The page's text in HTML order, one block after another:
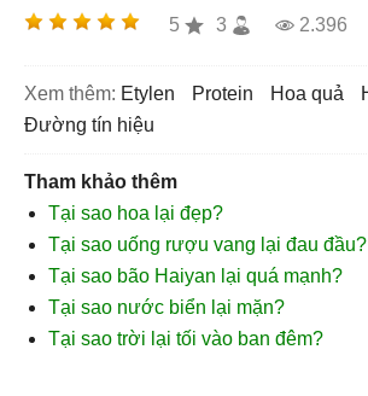
5 3 2.396
Xem thêm: etylen protein hoa quả
đường tín hiệu
Tham khảo thêm
Tại sao hoa lại đẹp?
Tại sao uống rượu vang lại đau đầu?
Tại sao bão Haiyan lại quá mạnh?
Tại sao nước biển lại mặn?
Tại sao trời lại tối vào ban đêm?